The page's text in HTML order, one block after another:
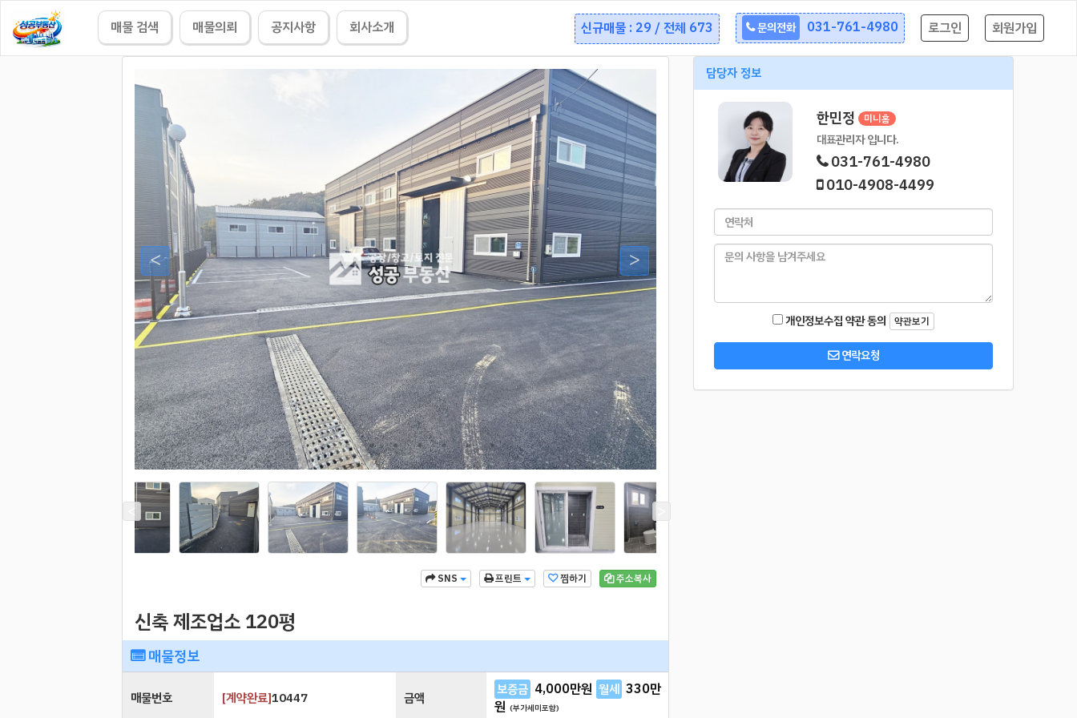
로그인 회원가입
문의전화 031-761-4980
신규매물 : 29 / 전체 673
매물 검색 매물의뢰 공지사항 회사소개
주소복사
찜하기
프린트
SNS
신축 제조업소 120평
매물정보
매물번호 [계약완료]10447 금액 보증금 4,000만원 월세 330만
원 (부가세미포함)
담당자 정보
한민정 미니홈
대표관리자 입니다.
031-761-4980
010-4908-4499
개인정보수집 약관 동의 약관보기
연락요청